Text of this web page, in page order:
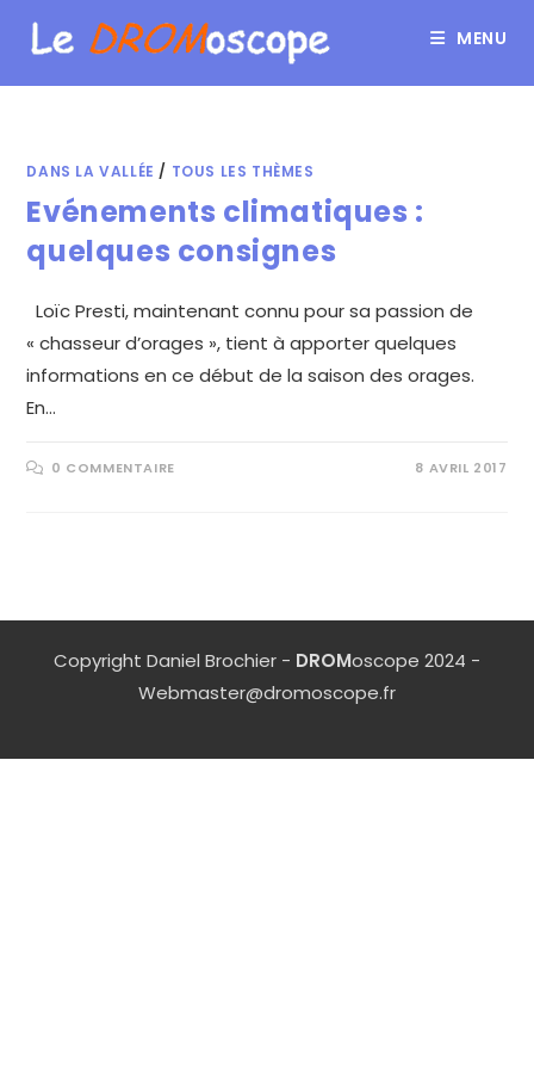
MENU
DANS LA VALLÉE / TOUS LES THÈMES
Evénements climatiques :
quelques consignes
Loïc Presti, maintenant connu pour sa passion de
« chasseur d’orages », tient à apporter quelques
informations en ce début de la saison des orages.
En…
0 COMMENTAIRE 8 AVRIL 2017
Copyright Daniel Brochier - DROMoscope 2024 -
Webmaster@dromoscope.fr